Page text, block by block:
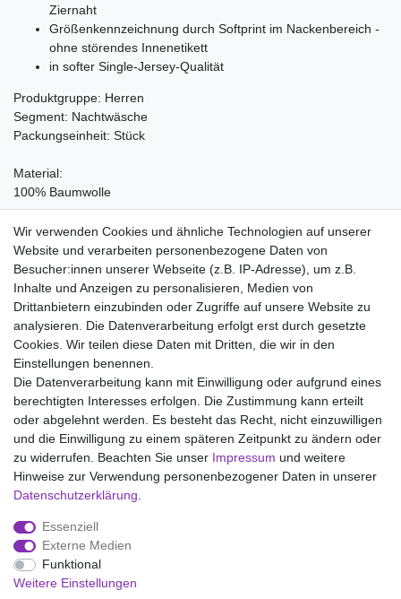
Ziernaht
Größenkennzeichnung durch Softprint im Nackenbereich -
ohne störendes Innenetikett
in softer Single-Jersey-Qualität
Produktgruppe: Herren
Segment: Nachtwäsche
Packungseinheit: Stück
Material:
100% Baumwolle
Pflegehinweis:
Waschen bei 40°C, Nicht bleichen, Nicht im Tumbler trocknen,
Heiss Bügeln (Stufe 3), Nicht chemisch reinigen
Wir liefern mit DHL (auch Samstags)
Kostenloser Versand
14 Tage Rückgaberecht
Impressum Daten­schutz­erklärung AGB
Widerrufs­recht
Wir verwenden Cookies und ähnliche Technologien auf unserer
Website und verarbeiten personenbezogene Daten von
Besucher:innen unserer Webseite (z.B. IP-Adresse), um z.B.
Inhalte und Anzeigen zu personalisieren, Medien von
Drittanbietern einzubinden oder Zugriffe auf unsere Website zu
analysieren. Die Datenverarbeitung erfolgt erst durch gesetzte
Cookies. Wir teilen diese Daten mit Dritten, die wir in den
Einstellungen benennen.
Die Datenverarbeitung kann mit Einwilligung oder aufgrund eines
berechtigten Interesses erfolgen. Die Zustimmung kann erteilt
oder abgelehnt werden. Es besteht das Recht, nicht einzuwilligen
und die Einwilligung zu einem späteren Zeitpunkt zu ändern oder
zu widerrufen. Beachten Sie unser Impressum und weitere
Hinweise zur Verwendung personenbezogener Daten in unserer
Daten­schutz­erklärung
Essenziell
Externe Medien
Funktional
Weitere Einstellungen